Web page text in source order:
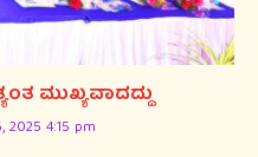
ಮುಖ್ಯವಾದದ್ದು
2025 4:15 pm